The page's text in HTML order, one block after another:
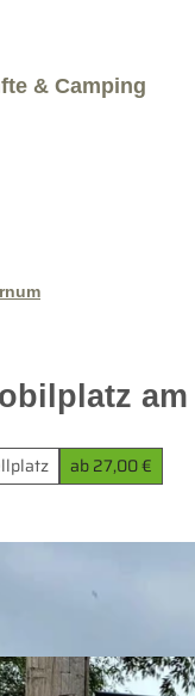
& Camping
am
ab 27,00 €